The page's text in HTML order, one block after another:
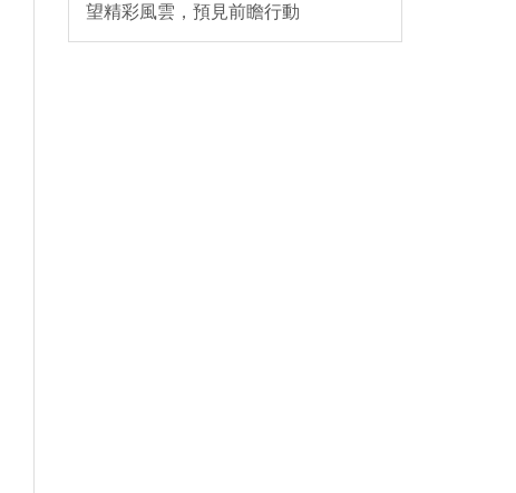
望精彩風雲，預見前瞻行動